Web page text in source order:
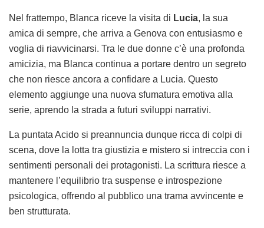
Nel frattempo, Blanca riceve la visita di Lucia, la sua
amica di sempre, che arriva a Genova con entusiasmo e
voglia di riavvicinarsi. Tra le due donne c’è una profonda
amicizia, ma Blanca continua a portare dentro un segreto
che non riesce ancora a confidare a Lucia. Questo
elemento aggiunge una nuova sfumatura emotiva alla
serie, aprendo la strada a futuri sviluppi narrativi.
La puntata Acido si preannuncia dunque ricca di colpi di
scena, dove la lotta tra giustizia e mistero si intreccia con i
sentimenti personali dei protagonisti. La scrittura riesce a
mantenere l’equilibrio tra suspense e introspezione
psicologica, offrendo al pubblico una trama avvincente e
ben strutturata.